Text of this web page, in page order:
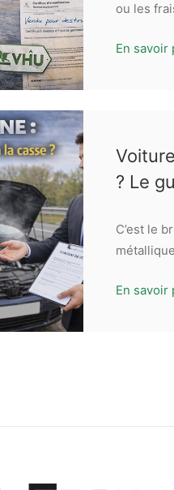
ou les
En savoir
? Le
C’est le
En savoir